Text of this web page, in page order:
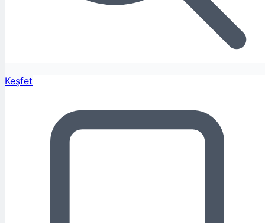
Keşfet